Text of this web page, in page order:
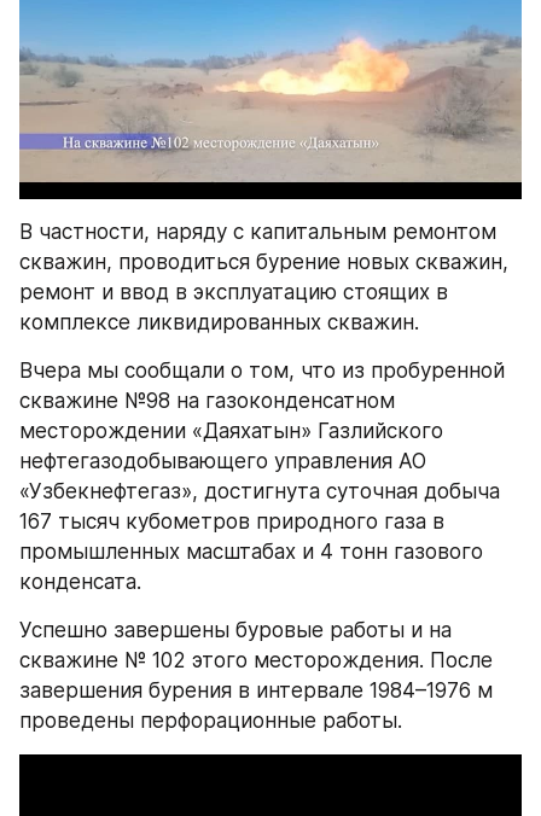
В частности, наряду с капитальным ремонтом
скважин, проводиться бурение новых скважин,
ремонт и ввод в эксплуатацию стоящих в
комплексе ликвидированных скважин.
Вчера мы сообщали о том, что из пробуренной
скважине №98 на газоконденсатном
месторождении «Даяхатын» Газлийского
нефтегазодобывающего управления АО
«Узбекнефтегаз», достигнута суточная добыча
167 тысяч кубометров природного газа в
промышленных масштабах и 4 тонн газового
конденсата.
Успешно завершены буровые работы и на
скважине № 102 этого месторождения. После
завершения бурения в интервале 1984–1976 м
проведены перфорационные работы.